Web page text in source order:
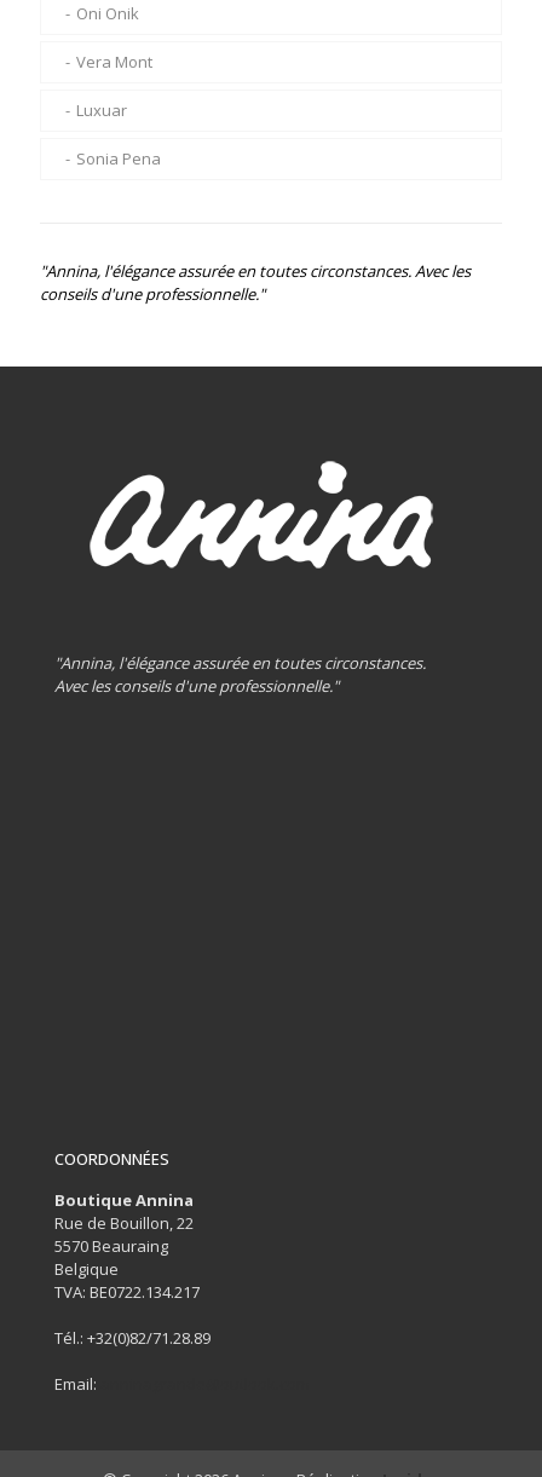
Oni Onik
Jarice
Rosa Clara
Nicole
Betty Barclay
Sarah Pacini
De Frankenwalder
Elisa Cavaletti
Oni Onik
Vera Mont
Luxuar
Sonia Pena
"Annina, l'élégance assurée en toutes circonstances. Avec les
conseils d'une professionnelle."
"Annina, l'élégance assurée en toutes circonstances.
Avec les conseils d'une professionnelle."
COORDONNÉES
Boutique Annina
Rue de Bouillon, 22
5570 Beauraing
Belgique
TVA: BE0722.134.217
Tél.: +32(0)82/71.28.89
Email: